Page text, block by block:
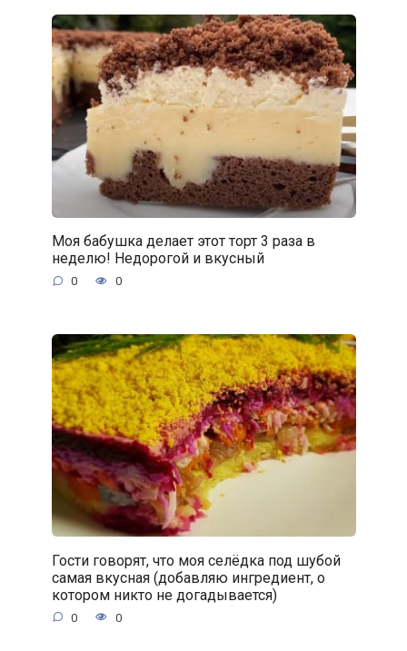
Моя бабушка делает этот торт 3 раза в
неделю! Недорогой и вкусный
0 0
Гости говорят, что моя селёдка под шубой
самая вкусная (добавляю ингредиент, о
котором никто не догадывается)
0 0